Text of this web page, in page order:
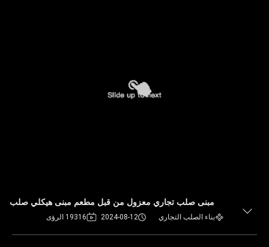
مبنى صلب تجاري معزول من قبل مطعم مبنى هيكلي صلب
بناء الصلب التجاري 2024-08-12 19316 الرؤى